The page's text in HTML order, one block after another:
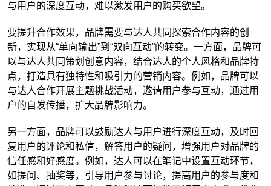
与用户的深度互动，难以激发用户的购买欲望。
要提升合作效果，品牌需要与达人共同探索合作内容的创
新，实现从“单向输出”到“双向互动”的转变。一方面，品牌可
以与达人共同策划创意内容，结合达人的个人风格和品牌特
点，打造具有独特性和吸引力的营销内容。例如，品牌可以
与达人合作开展主题挑战活动，邀请用户参与互动，通过用
户的自发传播，扩大品牌影响力。
另一方面，品牌可以鼓励达人与用户进行深度互动，及时回
复用户的评论和私信，解答用户的疑问，增强用户对品牌的
信任感和好感度。例如，达人可以在笔记中设置互动环节，
如提问、抽奖等，引导用户参与讨论，提高用户的参与度和